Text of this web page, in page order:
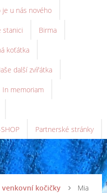
je u nás nového
stanici Birma
koťátka
další zvířátka
In memoriam
Partnerské stránky
venkovní kočičky
Mia